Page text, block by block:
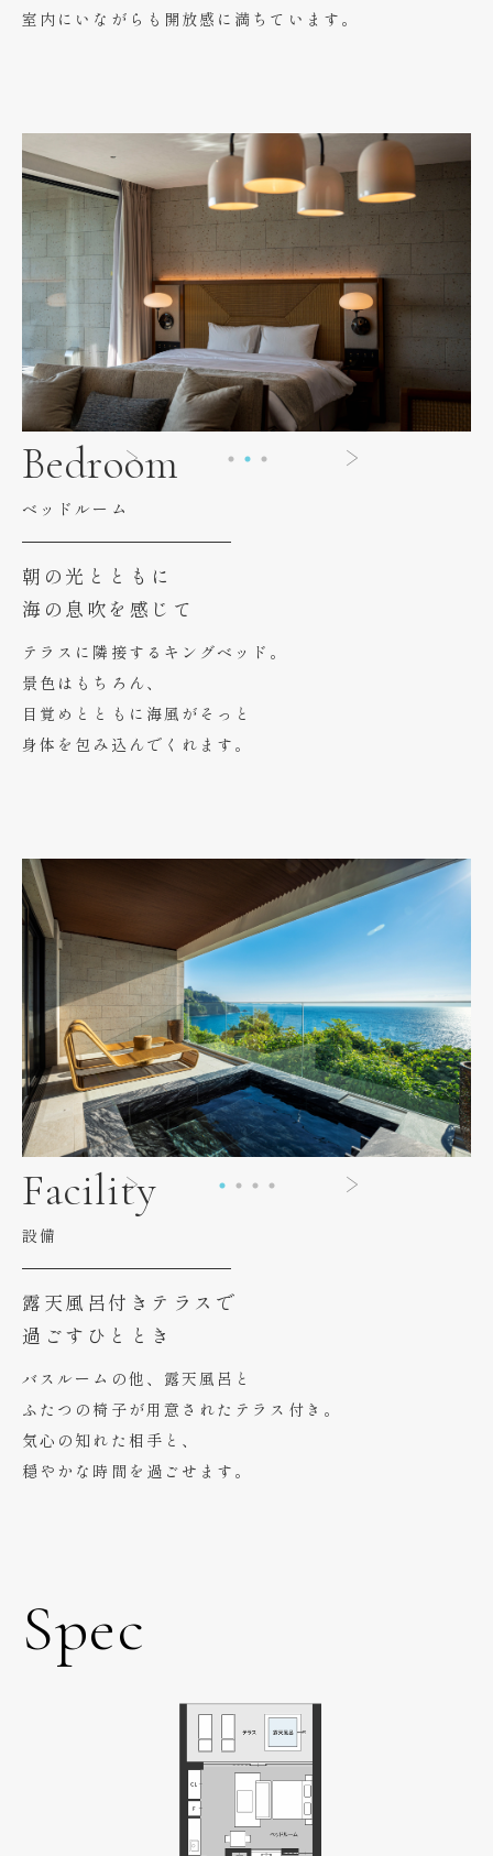
室内にいながらも開放感に満ちています。
Bedroom
ベッドルーム
朝の光とともに
海の息吹を感じて
テラスに隣接するキングベッド。
景色はもちろん、
目覚めとともに海風がそっと
身体を包み込んでくれます。
Facility
設備
露天風呂付きテラスで
過ごすひととき
バスルームの他、露天風呂と
ふたつの椅子が用意されたテラス付き。
気心の知れた相手と、
穏やかな時間を過ごせます。
Spec